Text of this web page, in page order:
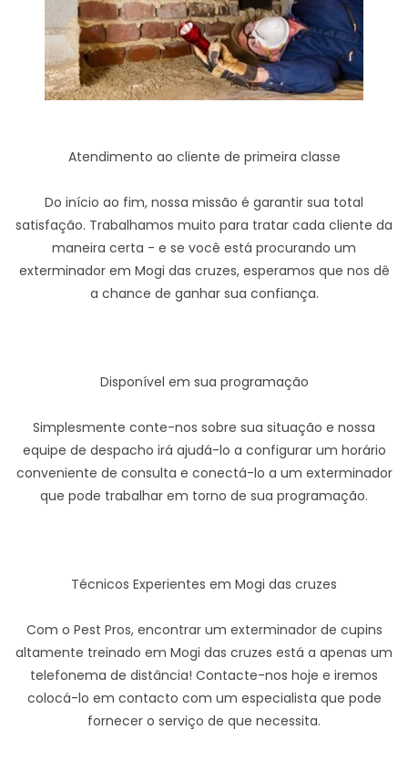
Atendimento ao cliente de primeira classe
Do início ao fim, nossa missão é garantir sua total
satisfação. Trabalhamos muito para tratar cada cliente da
maneira certa - e se você está procurando um
exterminador em Mogi das cruzes, esperamos que nos dê
a chance de ganhar sua confiança.
Disponível em sua programação
Simplesmente conte-nos sobre sua situação e nossa
equipe de despacho irá ajudá-lo a configurar um horário
conveniente de consulta e conectá-lo a um exterminador
que pode trabalhar em torno de sua programação.
Técnicos Experientes em Mogi das cruzes
Com o Pest Pros, encontrar um exterminador de cupins
altamente treinado em Mogi das cruzes está a apenas um
telefonema de distância! Contacte-nos hoje e iremos
colocá-lo em contacto com um especialista que pode
fornecer o serviço de que necessita.